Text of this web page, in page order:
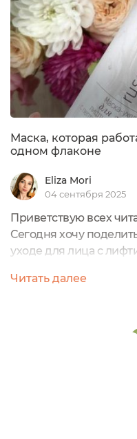
тонизирует,...
Маска, которая
одном флаконе
Eliza Mori
04 сентября 2025
Приветствую всех
Сегодня хочу
уходе для лица с
компонентов в
оказывает
восстановлению
Читать далее